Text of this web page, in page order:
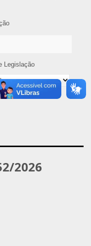
Legislação
2026